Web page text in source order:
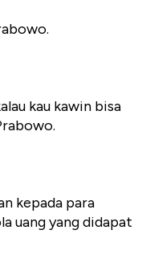
kau kawin bisa
kepada para
uang yang didapat